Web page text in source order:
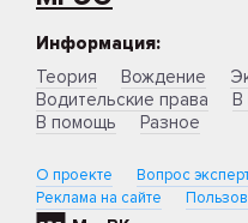
Информация:
Теория
Вождение
Водительские права
В
В помощь
Разное
О проекте Вопрос
Реклама на сайте